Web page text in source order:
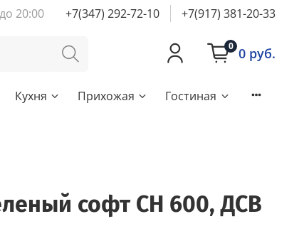
20:00 +7(347) 292-72-10 +7(917) 381-20-33
0 0 руб.
Кухня Прихожая Гостиная
софт СН 600, ДСВ